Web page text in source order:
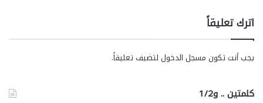
اترك تعليقاً
يجب أنت تكون مسجل الدخول لتضيف تعليقاً.
كلمتين .. و1/2